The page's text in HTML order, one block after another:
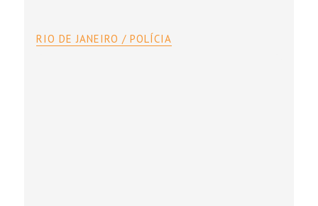
RIO DE JANEIRO / POLÍCIA